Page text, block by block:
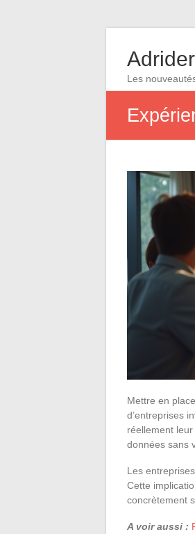
Adrider
Les
Mettre en
d’entreprises
réellement
données sans
Les
Cette
concrètement
A voir aussi :